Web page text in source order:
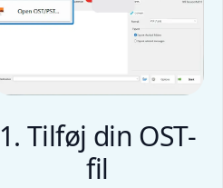
1. Tilføj din OST-
fil